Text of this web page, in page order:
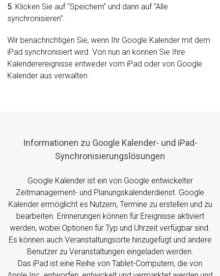
5. Klicken Sie auf "Speichern" und dann auf "Alle
synchronisieren".
Wir benachrichtigen Sie, wenn Ihr Google Kalender mit dem
iPad synchronisiert wird. Von nun an können Sie Ihre
Kalenderereignisse entweder vom iPad oder von Google
Kalender aus verwalten.
Informationen zu Google Kalender- und iPad-
Synchronisierungslösungen
Google Kalender ist ein von Google entwickelter
Zeitmanagement- und Planungskalenderdienst. Google
Kalender ermöglicht es Nutzern, Termine zu erstellen und zu
bearbeiten. Erinnerungen können für Ereignisse aktiviert
werden, wobei Optionen für Typ und Uhrzeit verfügbar sind.
Es können auch Veranstaltungsorte hinzugefügt und andere
Benutzer zu Veranstaltungen eingeladen werden.
Das iPad ist eine Reihe von Tablet-Computern, die von